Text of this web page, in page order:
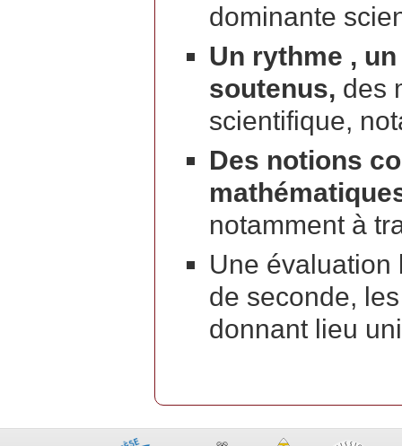
dominante
Un rythme ,
soutenus, des
scientifique,
Des notions
notamment à
Une évaluation
de seconde,
donnant lieu